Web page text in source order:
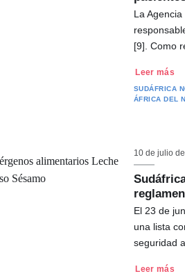
La
[9]. Como
Leer más
SUDÁFRICA
ÁFRICA DEL
10 de julio
El 23 de
una lista
seguridad
Leer más